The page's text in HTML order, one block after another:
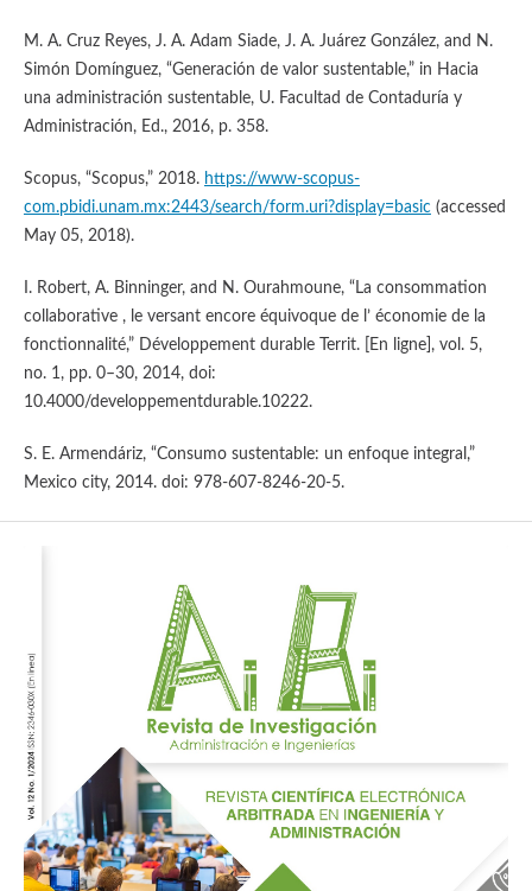
M. A. Cruz Reyes, J. A. Adam Siade, J. A. Juárez González, and N.
Simón Domínguez, “Generación de valor sustentable,” in Hacia
una administración sustentable, U. Facultad de Contaduría y
Administración, Ed., 2016, p. 358.
Scopus, “Scopus,” 2018. https://www-scopus-
com.pbidi.unam.mx:2443/search/form.uri?display=basic(accessed
May 05, 2018).
I. Robert, A. Binninger, and N. Ourahmoune, “La consommation
collaborative , le versant encore équivoque de l’ économie de la
fonctionnalité,” Développement durable Territ. [En ligne], vol. 5,
no. 1, pp. 0–30, 2014, doi:
10.4000/developpementdurable.10222.
S. E. Armendáriz, “Consumo sustentable: un enfoque integral,”
Mexico city, 2014. doi: 978-607-8246-20-5.